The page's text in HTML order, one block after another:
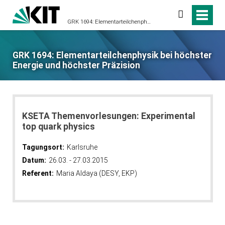
GRK 1694: Elementarteilchenphysik bei höchster Energie und höchster Präzision
suchen
GRK 1694: Elementarteilchenphysik bei höchster
Energie und höchster Präzision
KSETA Themenvorlesungen: Experimental
top quark physics
Tagungsort: Karlsruhe
Datum: 26.03. - 27.03.2015
Referent: Maria Aldaya (DESY, EKP)